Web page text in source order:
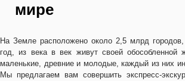
мире
На Земле расположено около 2,5 млрд
год, из века в век живут своей обособленной
маленькие, древние и молодые, каждый из них
Мы предлагаем вам совершить экспресс-